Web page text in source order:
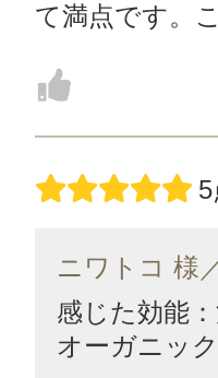
て満点です。
5
ニワトコ 様
感じた効能
オーガニッ